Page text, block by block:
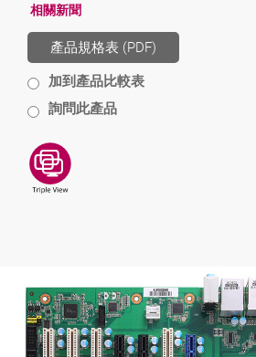
相關新聞
產品規格表 (PDF)
加到產品比較表
詢問此產品